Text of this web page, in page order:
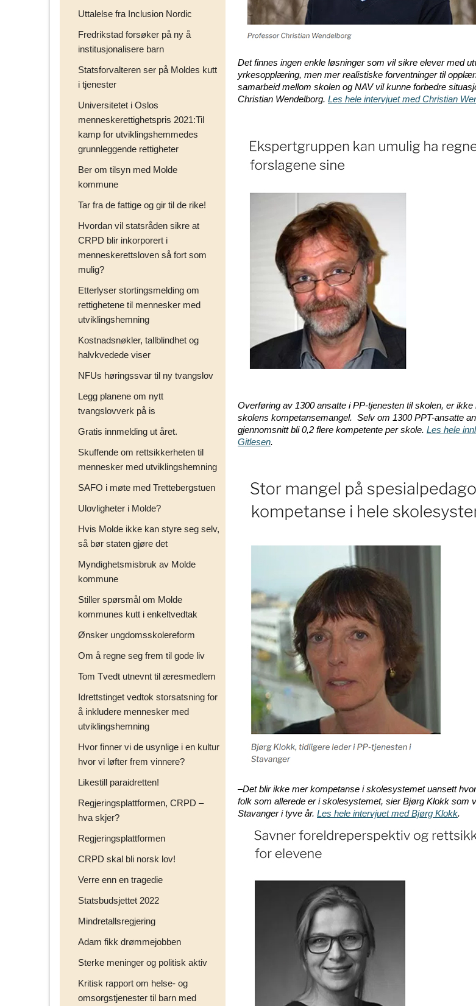
Uttalelse fra Inclusion Nordic
Fredrikstad forsøker på ny å
institusjonalisere barn
Statsforvalteren ser på Moldes kutt
i tjenester
Universitetet i Oslos
menneskerettighetspris 2021:Til
kamp for utviklingshemmedes
grunnleggende rettigheter
Ber om tilsyn med Molde
kommune
Tar fra de fattige og gir til de rike!
Hvordan vil statsråden sikre at
CRPD blir inkorporert i
menneskerettsloven så fort som
mulig?
Etterlyser stortingsmelding om
rettighetene til mennesker med
utviklingshemning
Kostnadsnøkler, tallblindhet og
halvkvedede viser
NFUs høringssvar til ny tvangslov
Legg planene om nytt
tvangslovverk på is
Gratis innmelding ut året.
Skuffende om rettsikkerheten til
mennesker med utviklingshemning
SAFO i møte med Trettebergstuen
Ulovligheter i Molde?
Hvis Molde ikke kan styre seg selv,
så bør staten gjøre det
Myndighetsmisbruk av Molde
kommune
Stiller spørsmål om Molde
kommunes kutt i enkeltvedtak
Ønsker ungdomsskolereform
Om å regne seg frem til gode liv
Tom Tvedt utnevnt til æresmedlem
Idrettstinget vedtok storsatsning for
å inkludere mennesker med
utviklingshemning
Hvor finner vi de usynlige i en kultur
hvor vi løfter frem vinnere?
Likestill paraidretten!
Regjeringsplattformen, CRPD –
hva skjer?
Regjeringsplattformen
CRPD skal bli norsk lov!
Verre enn en tragedie
Statsbudsjettet 2022
Mindretallsregjering
Adam fikk drømmejobben
Sterke meninger og politisk aktiv
Kritisk rapport om helse- og
omsorgstjenester til barn med
Det finnes ingen enkle løsninger som vil sikre elever med
yrkesopplæring, men mer realistiske forventninger til
samarbeid mellom skolen og NAV vil kunne forbedre
Christian Wendelborg. Les hele intervjuet med Christian
Overføring av 1300 ansatte i PP-tjenesten til skolen, er
skolens kompetansemangel. Selv om 1300 PPT-ansatte
gjennomsnitt bli 0,2 flere kompetente per skole. Les hele
Gitlesen.
–Det blir ikke mer kompetanse i skolesystemet uansett
folk som allerede er i skolesystemet, sier Bjørg Klokk som
Stavanger i tyve år. Les hele intervjuet med Bjørg Klokk.